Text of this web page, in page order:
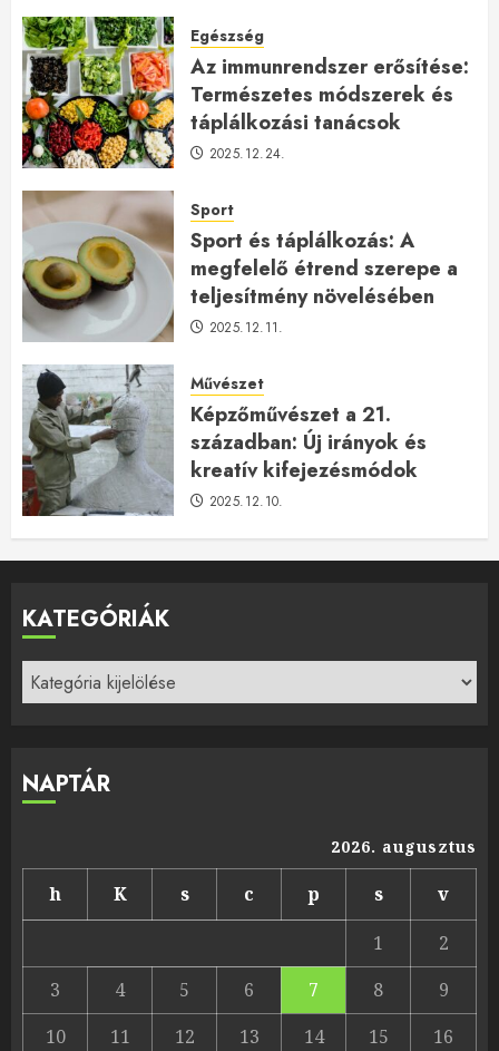
Egészség
Az immunrendszer erősítése:
Természetes módszerek és
táplálkozási tanácsok
2025.12.24.
Sport
Sport és táplálkozás: A
megfelelő étrend szerepe a
teljesítmény növelésében
2025.12.11.
Művészet
Képzőművészet a 21.
században: Új irányok és
kreatív kifejezésmódok
2025.12.10.
KATEGÓRIÁK
Kategóriák
NAPTÁR
2026. augusztus
h K s c p s
v
1
2
3
4 5 6 7 8
9
10
11 12 13 14 15 16